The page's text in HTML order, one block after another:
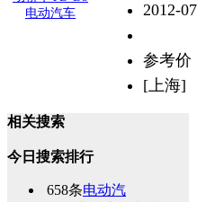
2012-
参考价
[上海]
相关搜索
今日搜索排行
658条电动汽